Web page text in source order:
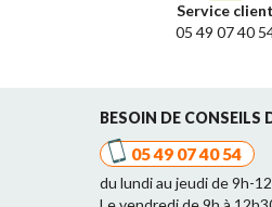
Service client
05 49 07 40
BESOIN DE CONSEILS
05 49 07 40 54
du lundi au jeudi de 9h-